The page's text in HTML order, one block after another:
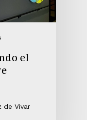
el
de Vivar